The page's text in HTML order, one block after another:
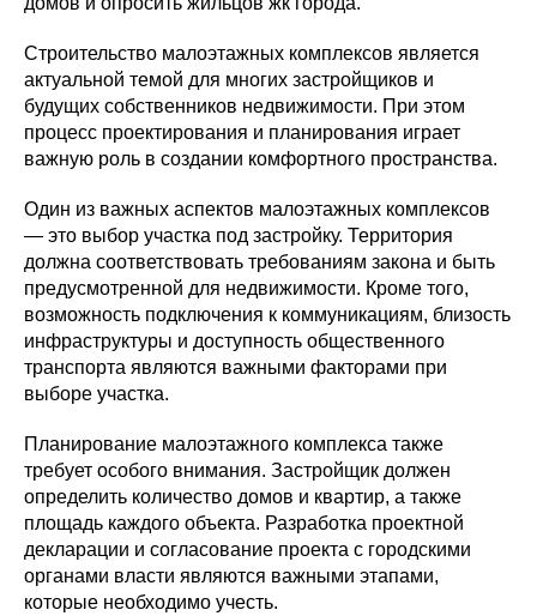
Строительство малоэтажных комплексов является
актуальной темой для многих застройщиков и
будущих собственников недвижимости. При этом
процесс проектирования и планирования играет
важную роль в создании комфортного пространства.
Один из важных аспектов малоэтажных комплексов
— это выбор участка под застройку. Территория
должна соответствовать требованиям закона и быть
предусмотренной для недвижимости. Кроме того,
возможность подключения к коммуникациям, близость
инфраструктуры и доступность общественного
транспорта являются важными факторами при
выборе участка.
Планирование малоэтажного комплекса также
требует особого внимания. Застройщик должен
определить количество домов и квартир, а также
площадь каждого объекта. Разработка проектной
декларации и согласование проекта с городскими
органами власти являются важными этапами,
которые необходимо учесть.